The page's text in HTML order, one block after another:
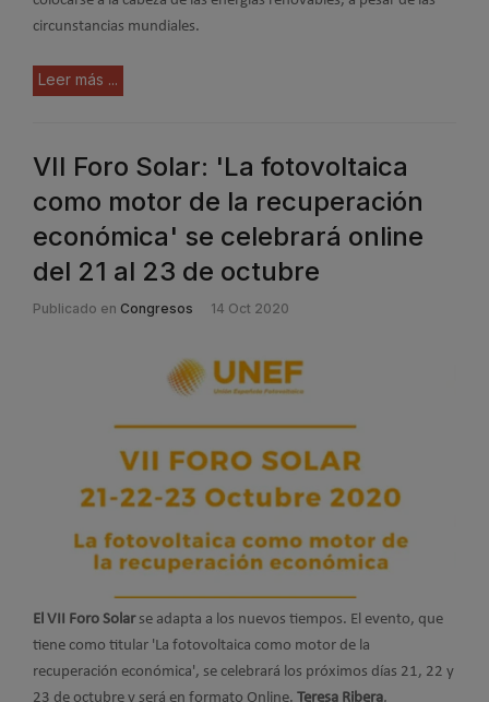
circunstancias mundiales.
Leer más ...
VII Foro Solar: 'La fotovoltaica
como motor de la recuperación
económica' se celebrará online
del 21 al 23 de octubre
Publicado en Congresos 14 Oct 2020
El VII Foro Solarse adapta a los nuevos tiempos. El evento, que
tiene como titular 'La fotovoltaica como motor de la
recuperación económica', se celebrará los próximos días 21, 22 y
23 de octubre y será en formato Online. Teresa Ribera,